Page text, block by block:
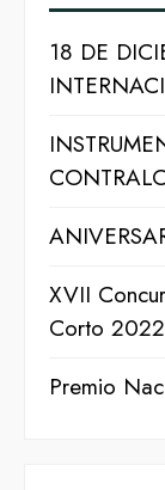
18 DE
XVII
Corto 2022
Premio